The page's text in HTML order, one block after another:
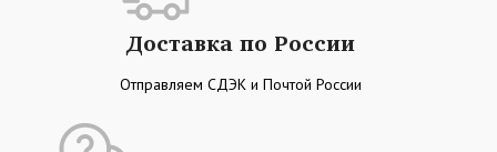
Доставка по России
Отправляем СДЭК и Почтой России